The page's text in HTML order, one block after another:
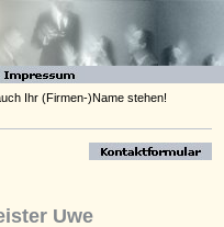
Ihr (Firmen-)Name stehen!
Uwe